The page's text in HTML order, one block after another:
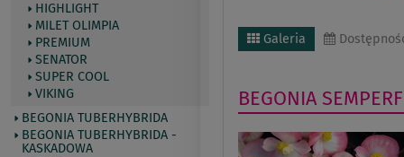
HIGHLIGHT
MILET OLIMPIA
PREMIUM
SENATOR
SUPER COOL
VIKING
BEGONIA TUBERHYBRIDA
BEGONIA TUBERHYBRIDA -
KASKADOWA
Galeria
BEGONIA